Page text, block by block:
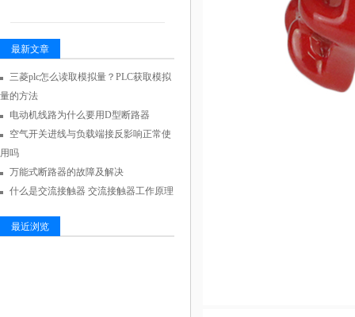
最新文章
三菱plc怎么读取模拟量？PLC获取模拟
量的方法
电动机线路为什么要用D型断路器
空气开关进线与负载端接反影响正常使
用吗
万能式断路器的故障及解决
什么是交流接触器 交流接触器工作原理
最近浏览